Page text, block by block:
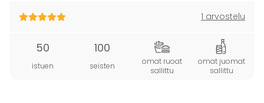
1 arvostelu
50
istuen
100
seisten
omat ruoat
sallittu
omat juomat
sallittu